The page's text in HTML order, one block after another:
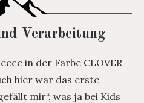
Verarbeitung
in der Farbe CLOVER
hier war das erste
mir“, was ja bei Kids